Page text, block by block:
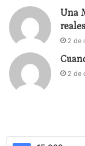
Una
reales
2 de
2 de